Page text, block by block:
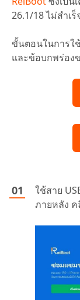
26.1/18 ไม่สำเ
ขั้นตอนในการใ
และข้อบกพร่อง
ใช้สาย
ภายหลัง